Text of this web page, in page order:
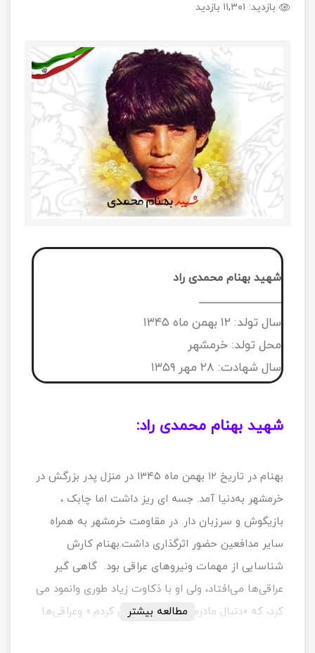
بازدید: ۱۱,۳۰۱ بازدید
شهید بهنام محمدی راد
ـــــــــــــــــــــــــــــــــــــــ
سال تولد: ۱۲ بهمن ماه ۱۳۴۵
محل تولد: خرمشهر
سال شهادت: ۲۸ مهر ۱۳۵۹
شهید بهنام محمدی راد:
بهنام در تاریخ ۱۲ بهمن ماه ۱۳۴۵ در منزل پدر بزرگش در
خرمشهر به‌دنیا آمد. جسه ای ریز داشت اما چابک ،
بازیگوش و سرزبان دار. در مقاومت خرمشهر به همراه
سایر مدافعین حضور اثرگذاری داشت.بهنام کارش
شناسایی از مهمات ونیروهای عراقی بود. گاهی گیر
عراقی‌ها می‌افتاد، ولی او با ذکاوت زیاد طوری وانمود می
کرد، که «دنبال مادرم می‌گردم و گمش کردم.» وعراقی‌ها
مطالعه بیشتر